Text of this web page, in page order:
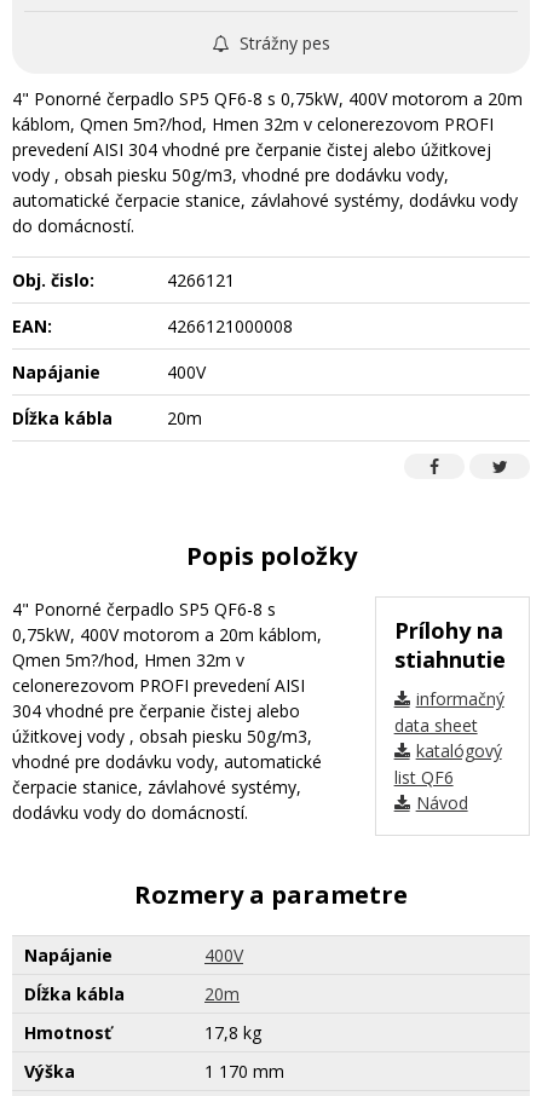
Strážny pes
4" Ponorné čerpadlo SP5 QF6-8 s 0,75kW, 400V motorom a 20m
káblom, Qmen 5m?/hod, Hmen 32m v celonerezovom PROFI
prevedení AISI 304 vhodné pre čerpanie čistej alebo úžitkovej
vody , obsah piesku 50g/m3, vhodné pre dodávku vody,
automatické čerpacie stanice, závlahové systémy, dodávku vody
do domácností.
Obj. čislo:
4266121
EAN:
4266121000008
Napájanie
400V
Dĺžka kábla
20m
Popis položky
Prílohy na
stiahnutie
informačný
data sheet
katalógový
list QF6
Návod
4" Ponorné čerpadlo SP5 QF6-8 s
0,75kW, 400V motorom a 20m káblom,
Qmen 5m?/hod, Hmen 32m v
celonerezovom PROFI prevedení AISI
304 vhodné pre čerpanie čistej alebo
úžitkovej vody , obsah piesku 50g/m3,
vhodné pre dodávku vody, automatické
čerpacie stanice, závlahové systémy,
dodávku vody do domácností.
Rozmery a parametre
Napájanie
400V
Dĺžka kábla
20m
Hmotnosť
17,8 kg
Výška
1 170 mm